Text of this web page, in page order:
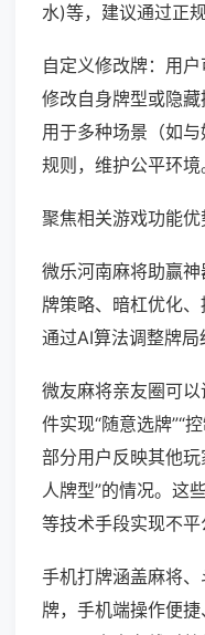
水)等，建议通过正
自定义修改牌：用户
修改自身牌型或隐
用于多种场景（如
规则，维护公平环境
聚焦相关游戏功能优
微乐河南麻将助赢
牌策略、暗杠优化、
通过AI算法调整牌局
微友麻将亲友圈可
件实现“随意选牌”“
部分用户反映其他玩
人牌型”的情况。这
等技术手段实现不平
手机打牌涵盖麻将
牌，手机端操作便